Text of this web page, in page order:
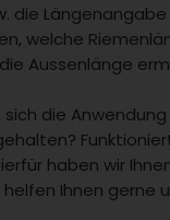
die
welche
Aussenlänge
sich die
haben wir
Ihnen gerne